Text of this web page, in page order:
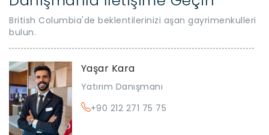
British Columbia'de beklentilerinizi aşan gayrimenkulleri
bulun.
Yaşar Kara
Yatırım Danışmanı
+90 212 271 75 75